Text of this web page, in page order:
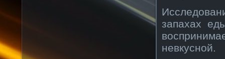
запахах
невкусной.